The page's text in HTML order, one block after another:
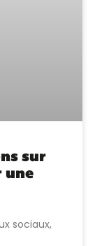
sur
une
sociaux,